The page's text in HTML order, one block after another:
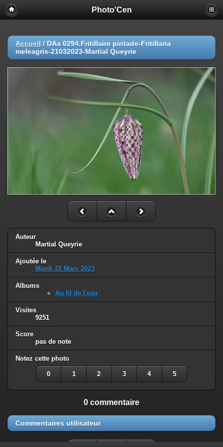
Photo'Cen
Accueil / DAa 0294.Fritillaire pintade-Fritillaria
meleagris-21032023-Martial Queyrie
Auteur
Martial Queyrie
Ajoutée le
Mardi 21 Mars 2023
Albums
Au fil de l'eau
Visites
9251
Score
pas de note
Notez cette photo
0 1 2 3 4 5
0 commentaire
Commentaires utilisateur